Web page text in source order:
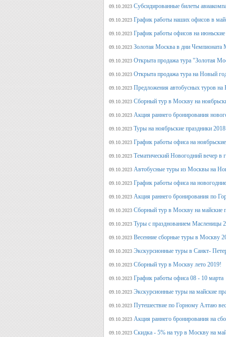
09.10.2023 Субсидированные билеты
09.10.2023 График работы наших офисов в
09.10.2023 График работы офисов на
09.10.2023 Золотая Москва в дни Чемпионата
09.10.2023 Открыта продажа тура "Золотая
09.10.2023 Открыта продажа тура на Новый
09.10.2023 Предложения автобусных туров
09.10.2023 Сборный тур в Москву на
09.10.2023 Акция раннего бронирования
09.10.2023 Туры на ноябрьские праздники 2018
09.10.2023 График работы офиса на
09.10.2023 Тематический Новогодний вечер
09.10.2023 Автобусные туры из Москвы на
09.10.2023 График работы офиса на
09.10.2023 Акция раннего бронирования по
09.10.2023 Сборный тур в Москву на майские
09.10.2023 Туры с празднованием Масленицы
09.10.2023 Весенние сборные туры в Москву
09.10.2023 Экскурсионные туры в Санкт-
09.10.2023 Сборный тур в Москву лето 2019!
09.10.2023 График работы офиса 08 - 10 марта
09.10.2023 Экскурсионные туры на майские
09.10.2023 Путешествие по Горному Алтаю
09.10.2023 Акция раннего бронирования на
09.10.2023 Скидка - 5% на тур в Москву на